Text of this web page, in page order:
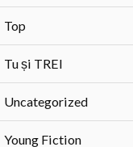
Top
Tu și TREI
Uncategorized
Young Fiction